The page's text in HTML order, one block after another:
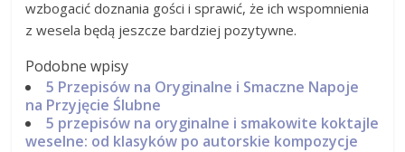
wzbogacić doznania gości i sprawić, że ich wspomnienia
z wesela będą jeszcze bardziej pozytywne.
Podobne wpisy
5 Przepisów na Oryginalne i Smaczne Napoje
na Przyjęcie Ślubne
5 przepisów na oryginalne i smakowite koktajle
weselne: od klasyków po autorskie kompozycje